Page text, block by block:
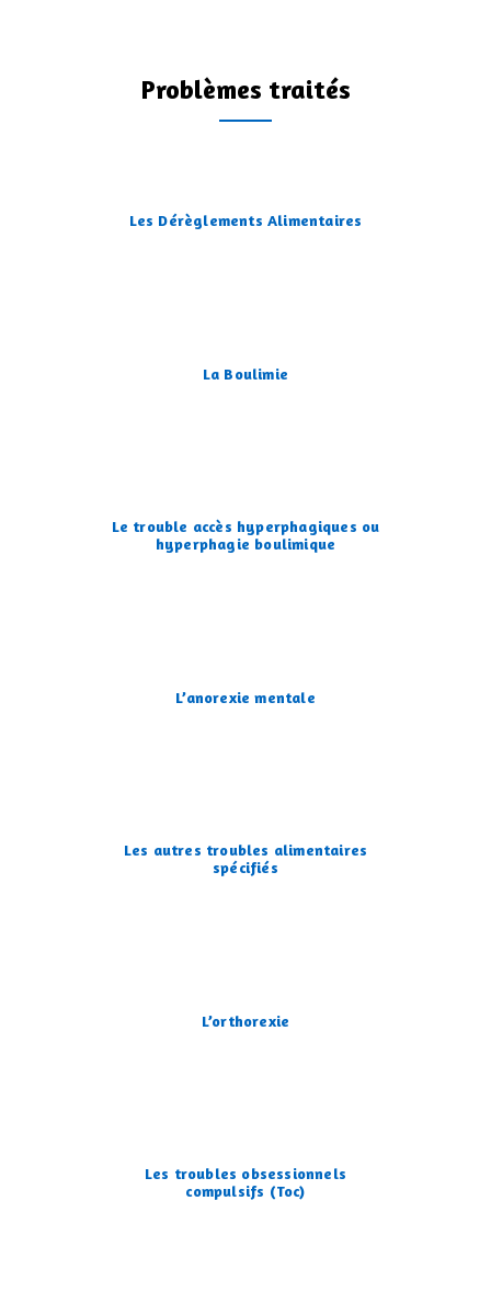
Problèmes traités
Les Dérèglements Alimentaires
La Boulimie
Le trouble accès hyperphagiques ou
hyperphagie boulimique
L’anorexie mentale
Les autres troubles alimentaires
spécifiés
L’orthorexie
Les troubles obsessionnels
compulsifs (Toc)